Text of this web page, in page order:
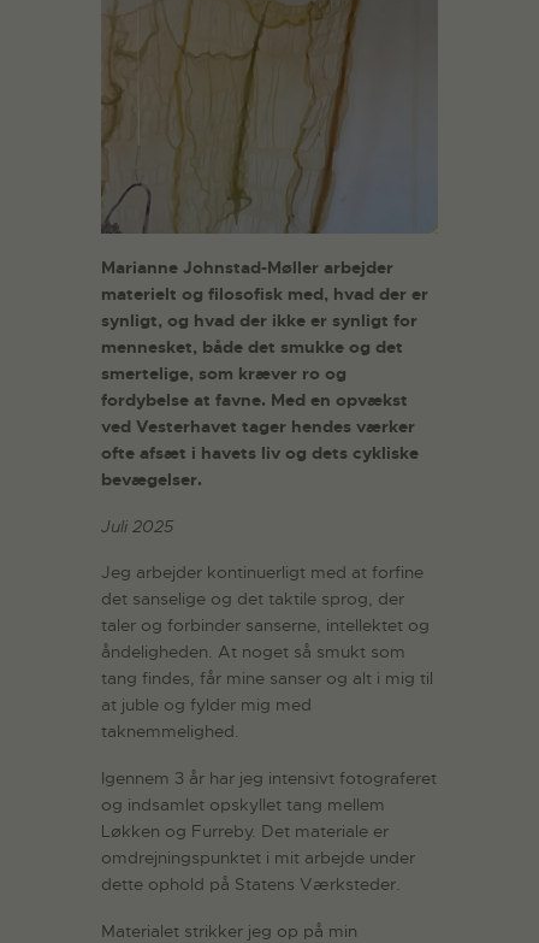
Marianne Johnstad-Møller arbejder
materielt og filosofisk med, hvad der er
synligt, og hvad der ikke er synligt for
mennesket, både det smukke og det
smertelige, som kræver ro og
fordybelse at favne. Med en opvækst
ved Vesterhavet tager hendes værker
ofte afsæt i havets liv og dets cykliske
bevægelser.
Juli 2025
Jeg arbejder kontinuerligt med at forfine
det sanselige og det taktile sprog, der
taler og forbinder sanserne, intellektet og
åndeligheden. At noget så smukt som
tang findes, får mine sanser og alt i mig til
at juble og fylder mig med
taknemmelighed.
Igennem 3 år har jeg intensivt fotograferet
og indsamlet opskyllet tang mellem
Løkken og Furreby. Det materiale er
omdrejningspunktet i mit arbejde under
dette ophold på Statens Værksteder.
Materialet strikker jeg op på min